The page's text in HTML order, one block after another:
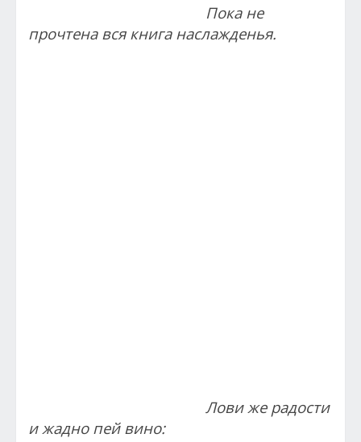
Пока не
прочтена вся книга наслажденья.
Лови же радости
и жадно пей вино: